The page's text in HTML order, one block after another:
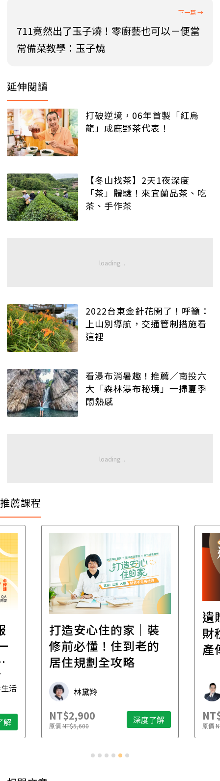
711竟然出了玉子燒！零廚藝也可以－便當
常備菜教學：玉子燒
延伸閱讀
打破逆境，06年首製「紅烏
龍」成鹿野茶代表！
【冬山找茶】2天1夜深度
「茶」體驗！來宜蘭品茶、吃
茶、手作茶
2022台東金針花開了！呼籲：
上山別導航，交通管制措施看
這裡
看瀑布消暑趣！推薦／南投六
大「森林瀑布秘境」一掃夏季
悶熱感
推薦課程
活
解
打造安心住的家｜裝
修前必懂！住到老的
居住規劃全攻略
林黛羚
NT$2,900
原價NT$5,600 深度了解
遺
財
產
原價